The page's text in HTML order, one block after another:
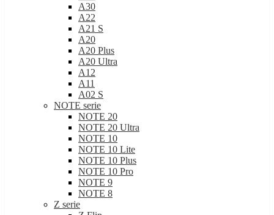
A30
A22
A21 S
A20
A20 Plus
A20 Ultra
A12
A11
A02 S
NOTE serie
NOTE 20
NOTE 20 Ultra
NOTE 10
NOTE 10 Lite
NOTE 10 Plus
NOTE 10 Pro
NOTE 9
NOTE 8
Z serie